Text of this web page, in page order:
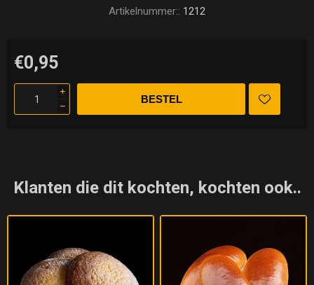
Artikelnummer:: 1212
€0,95
i
h
Klanten die dit kochten, kochten ook..